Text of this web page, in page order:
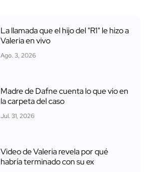
La llamada que el hijo del "R1" le hizo a
Valeria en vivo
Ago. 3, 2026
Madre de Dafne cuenta lo que vio en
la carpeta del caso
Jul. 31, 2026
Video de Valeria revela por qué
habría terminado con su ex